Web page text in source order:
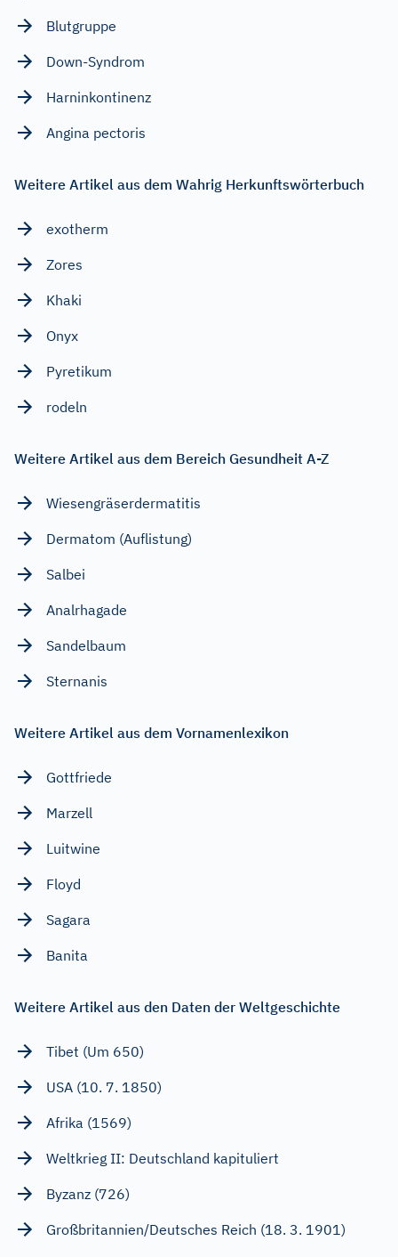
Blutgruppe
Down-Syndrom
Harninkontinenz
Angina pectoris
Weitere Artikel aus dem Wahrig Herkunftswörterbuch
exotherm
Zores
Khaki
Onyx
Pyretikum
rodeln
Weitere Artikel aus dem Bereich Gesundheit A-Z
Wiesengräserdermatitis
Dermatom (Auflistung)
Salbei
Analrhagade
Sandelbaum
Sternanis
Weitere Artikel aus dem Vornamenlexikon
Gottfriede
Marzell
Luitwine
Floyd
Sagara
Banita
Weitere Artikel aus den Daten der Weltgeschichte
Tibet (Um 650)
USA (10. 7. 1850)
Afrika (1569)
Weltkrieg II: Deutschland kapituliert
Byzanz (726)
Großbritannien/Deutsches Reich (18. 3. 1901)